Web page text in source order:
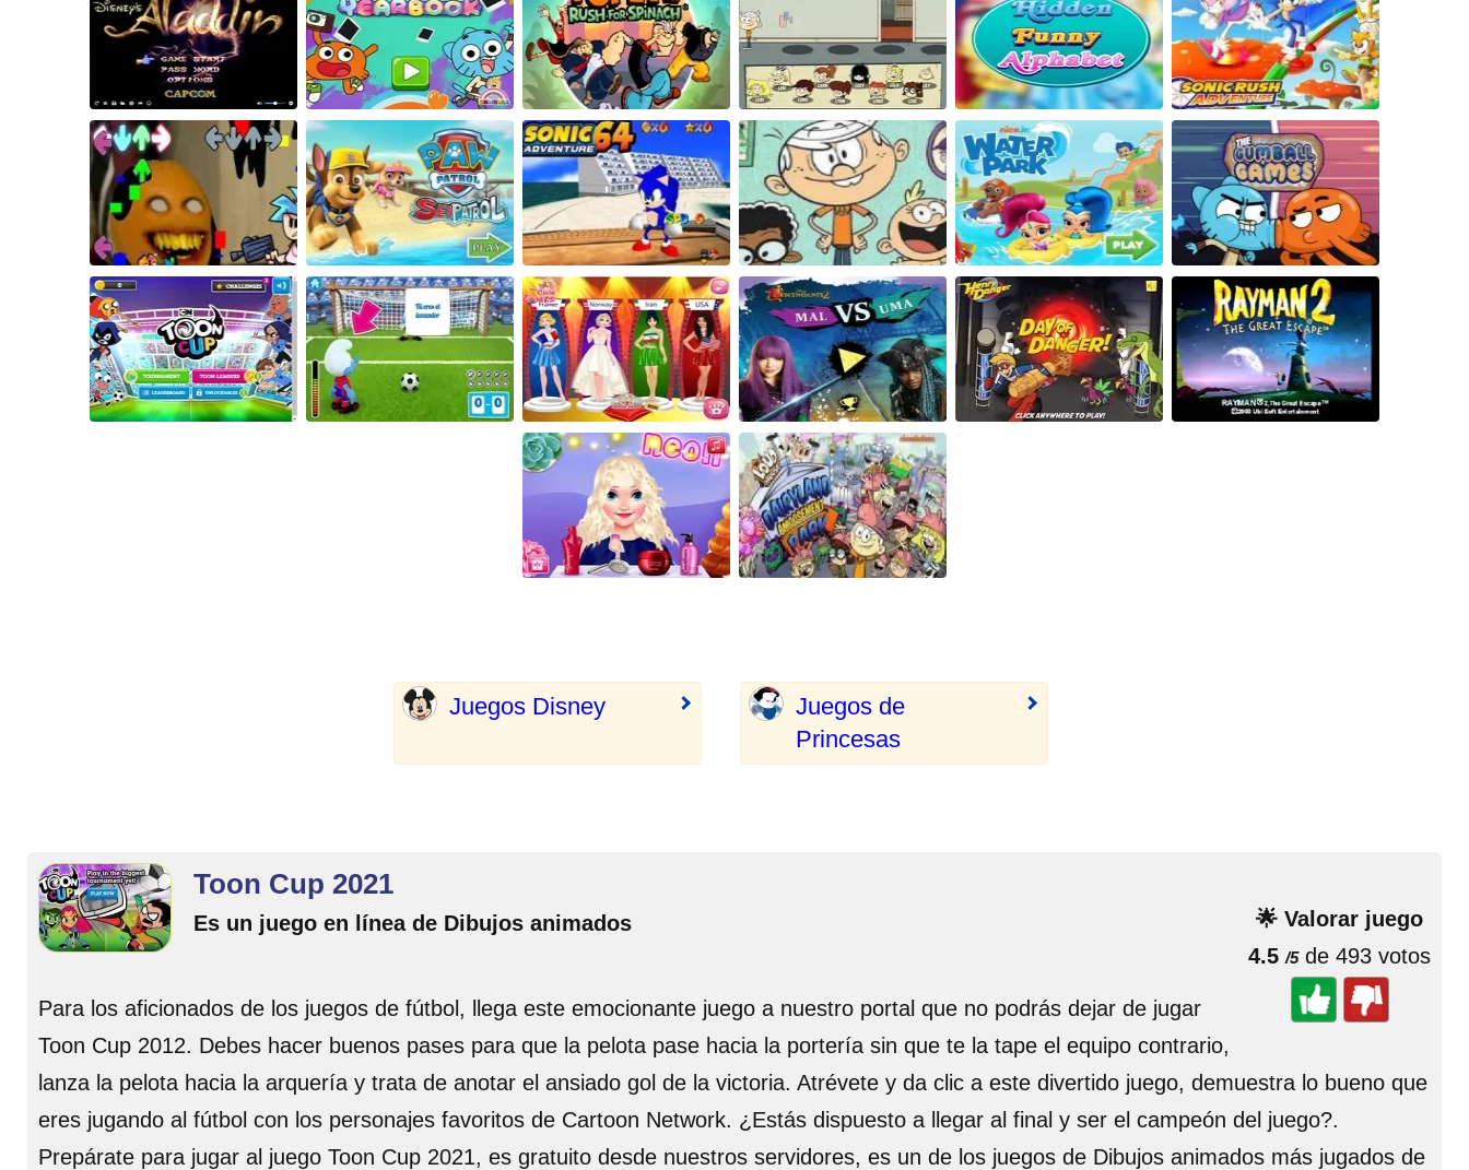
Juegos Disney
Juegos de
Princesas
🌟 Valorar juego
4.5 /5de 493 votos
Toon Cup 2021
Es un juego en línea de Dibujos animados
Para los aficionados de los juegos de fútbol, llega este emocionante juego a nuestro portal que no podrás dejar de jugar
Toon Cup 2012. Debes hacer buenos pases para que la pelota pase hacia la portería sin que te la tape el equipo contrario,
lanza la pelota hacia la arquería y trata de anotar el ansiado gol de la victoria. Atrévete y da clic a este divertido juego, demuestra lo bueno que
eres jugando al fútbol con los personajes favoritos de Cartoon Network. ¿Estás dispuesto a llegar al final y ser el campeón del juego?.
Prepárate para jugar al juego Toon Cup 2021, es gratuito desde nuestros servidores, es un de los juegos de Dibujos animados más jugados de